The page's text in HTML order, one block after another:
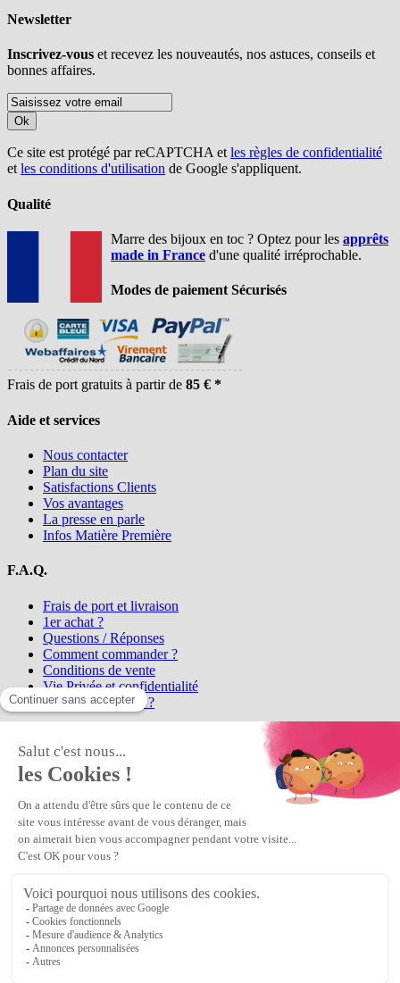
Newsletter
Inscrivez-vous et recevez les nouveautés, nos astuces, conseils et
bonnes affaires.
Ok
Ce site est protégé par reCAPTCHA etles règles de confidentialité
etles conditions d'utilisation de Google s'appliquent.
Qualité
Marre des bijoux en toc ? Optez pour les apprêts
made in France d'une qualité irréprochable.
Modes de paiement Sécurisés
Frais de port gratuits à partir de 85 € *
Aide et services
Nous contacter
Plan du site
Satisfactions Clients
Vos avantages
La presse en parle
Infos Matière Première
F.A.Q.
Frais de port et livraison
1er achat ?
Questions / Réponses
Comment commander ?
Conditions de vente
Vie Privée et confidentialité
Qui sommes-nous ?
la référence en perles et bijoux
perles en ligne, telles que les perles
et cristaux et strass en cristal Preciosa, les perles Miyuki perles et
apprêts en Argent 925, Gold Filled, perles de rocaille Preciosa
Matière Première est un
Première
Veuillez patienter...